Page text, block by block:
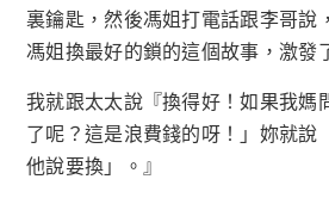
裏鑰匙，然後馮姐打電話跟李哥說
馮姐換最好的鎖的這個故事，激發
我就跟太太說『換得好！如果我媽
了呢？這是浪費錢的呀！」妳就說
他說要換」。』